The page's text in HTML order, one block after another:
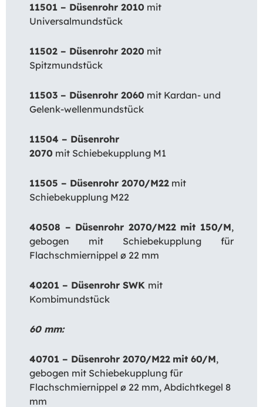
11501 – Düsenrohr 2010 mit
Universalmundstück
11502 – Düsenrohr 2020 mit
Spitzmundstück
11503 – Düsenrohr 2060 mit Kardan- und
Gelenk-wellenmundstück
11504 – Düsenrohr
2070 mit Schiebekupplung M1
11505 – Düsenrohr 2070/M22 mit
Schiebekupplung M22
40508 – Düsenrohr 2070/M22 mit 150/M,
gebogen mit Schiebekupplung für
Flachschmiernippel ø 22 mm
40201 – Düsenrohr SWK mit
Kombimundstück
60 mm:
40701 – Düsenrohr 2070/M22 mit 60/M,
gebogen mit Schiebekupplung für
Flachschmiernippel ø 22 mm, Abdichtkegel 8
mm